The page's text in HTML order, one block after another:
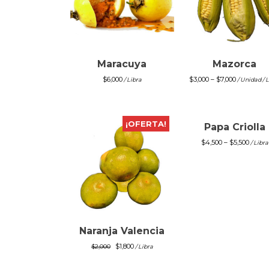
Maracuya
$6,000/ Libra
Mazorca
$3,000– $7,000/ Unidad /
¡OFERTA!
Naranja Valencia
$2,000
El
$1,800El
/ Libra
Papa Criolla
$4,500– $5,500/ Libra